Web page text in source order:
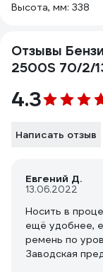
Высота, мм: 338
Отзывы
2500S 70/2/
4.3
Написать отзыв
Евгений Д.
13.06.2022
Носить в
ещё удобнее,
ремень по
Заводская